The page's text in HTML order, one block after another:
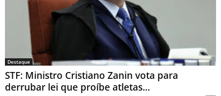
Destaque
STF: Ministro Cristiano Zanin vota para
derrubar lei que proíbe atletas...